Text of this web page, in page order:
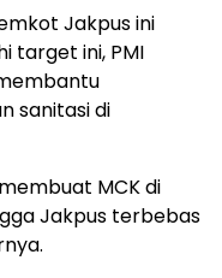
Jakpus ini
target ini, PMI
sanitasi di
MCK di
Jakpus terbebas